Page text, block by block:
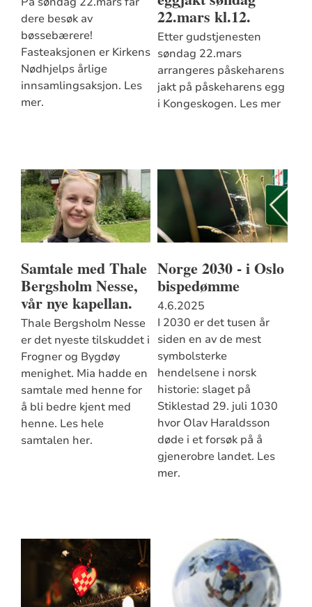
dere besøk av
bøssebærere!
Fasteaksjonen er Kirkens
Nødhjelps årlige
innsamlingsaksjon. Les
mer.
22.mars kl.12.
Etter gudstjenesten
søndag 22.mars
arrangeres påskeharens
jakt på påskeharens egg
i Kongeskogen. Les mer
Samtale med Thale
Bergsholm Nesse,
vår nye kapellan.
Thale Bergsholm Nesse
er det nyeste tilskuddet i
Frogner og Bygdøy
menighet. Mia hadde en
samtale med henne for
å bli bedre kjent med
henne. Les hele
samtalen her.
Norge 2030 - i Oslo
bispedømme
4.6.2025
I 2030 er det tusen år
siden en av de mest
symbolsterke
hendelsene i norsk
historie: slaget på
Stiklestad 29. juli 1030
hvor Olav Haraldsson
døde i et forsøk på å
gjenerobre landet. Les
mer.